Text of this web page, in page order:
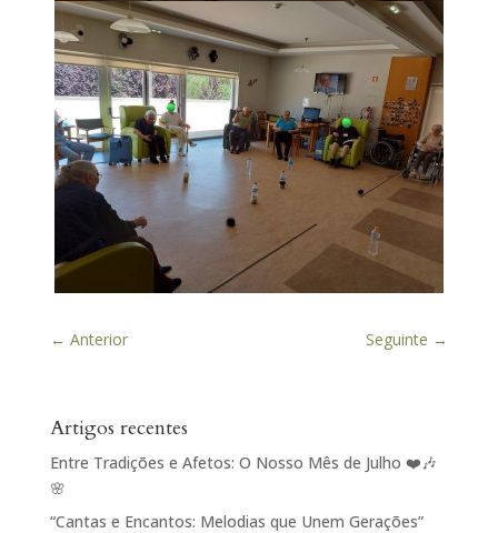
← Anterior Seguinte →
Artigos recentes
Entre Tradições e Afetos: O Nosso Mês de Julho ❤️🎶
🌸
“Cantas e Encantos: Melodias que Unem Gerações”